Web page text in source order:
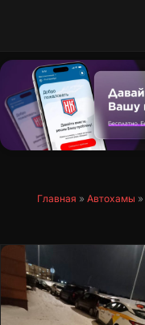
Главная » Автохамы »